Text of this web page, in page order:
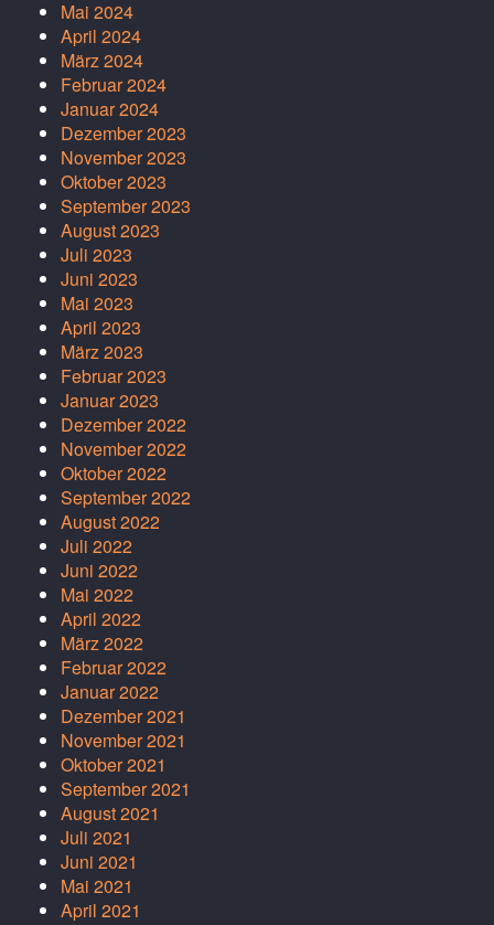
Mai 2024
April 2024
März 2024
Februar 2024
Januar 2024
Dezember 2023
November 2023
Oktober 2023
September 2023
August 2023
Juli 2023
Juni 2023
Mai 2023
April 2023
März 2023
Februar 2023
Januar 2023
Dezember 2022
November 2022
Oktober 2022
September 2022
August 2022
Juli 2022
Juni 2022
Mai 2022
April 2022
März 2022
Februar 2022
Januar 2022
Dezember 2021
November 2021
Oktober 2021
September 2021
August 2021
Juli 2021
Juni 2021
Mai 2021
April 2021